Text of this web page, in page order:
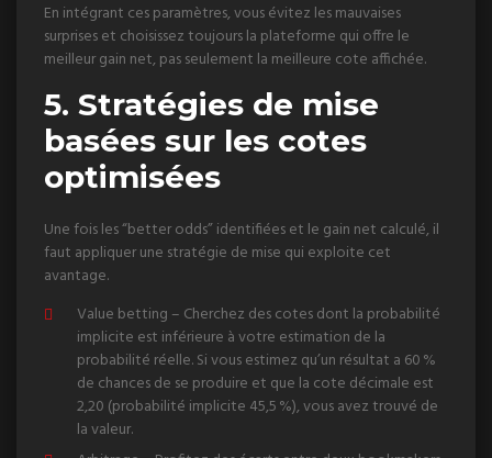
En intégrant ces paramètres, vous évitez les mauvaises
surprises et choisissez toujours la plateforme qui offre le
meilleur gain net, pas seulement la meilleure cote affichée.
5. Stratégies de mise
basées sur les cotes
optimisées
Une fois les “better odds” identifiées et le gain net calculé, il
faut appliquer une stratégie de mise qui exploite cet
avantage.
Value betting – Cherchez des cotes dont la probabilité
implicite est inférieure à votre estimation de la
probabilité réelle. Si vous estimez qu’un résultat a 60 %
de chances de se produire et que la cote décimale est
2,20 (probabilité implicite 45,5 %), vous avez trouvé de
la valeur.